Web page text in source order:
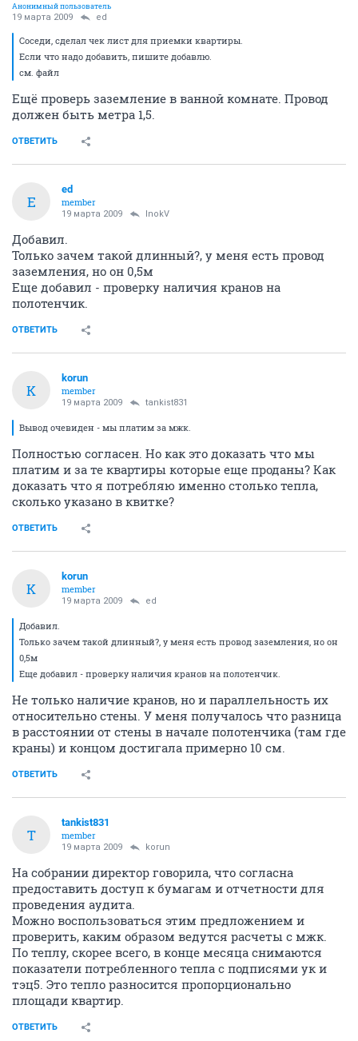
Анонимный пользователь
19 марта 2009 ed
Соседи, сделал чек лист для приемки квартиры.
Если что надо добавить, пишите добавлю.
см. файл
Ещё проверь заземление в ванной комнате. Провод
должен быть метра 1,5.
ОТВЕТИТЬ
E
ed
member
19 марта 2009 InokV
Добавил.
Только зачем такой длинный?, у меня есть провод
заземления, но он 0,5м
Еще добавил - проверку наличия кранов на
полотенчик.
ОТВЕТИТЬ
K
korun
member
19 марта 2009 tankist831
Вывод очевиден - мы платим за мжк.
Полностью согласен. Но как это доказать что мы
платим и за те квартиры которые еще проданы? Как
доказать что я потребляю именно столько тепла,
сколько указано в квитке?
ОТВЕТИТЬ
K
korun
member
19 марта 2009 ed
Добавил.
Только зачем такой длинный?, у меня есть провод заземления, но он
0,5м
Еще добавил - проверку наличия кранов на полотенчик.
Не только наличие кранов, но и параллельность их
относительно стены. У меня получалось что разница
в расстоянии от стены в начале полотенчика (там где
краны) и концом достигала примерно 10 см.
ОТВЕТИТЬ
T
tankist831
member
19 марта 2009 korun
На собрании директор говорила, что согласна
предоставить доступ к бумагам и отчетности для
проведения аудита.
Можно воспользоваться этим предложением и
проверить, каким образом ведутся расчеты с мжк.
По теплу, скорее всего, в конце месяца снимаются
показатели потребленного тепла с подписями ук и
тэц5. Это тепло разносится пропорционально
площади квартир.
ОТВЕТИТЬ